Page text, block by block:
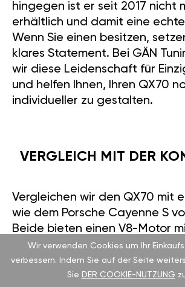
hingegen ist er seit 2017 nicht
erhältlich und damit eine
Wenn Sie einen besitzen,
klares Statement. Bei GÄN
wir diese Leidenschaft für
und helfen Ihnen, Ihren QX70
individueller zu gestalten.
VERGLEICH MIT DER
Vergleichen wir den QX70 mit
wie dem Porsche Cayenne S
Beide bieten einen V8-Motor
identischem Drehmoment
gleiche
Cayenne erreicht eine höhere
Wir verwenden Cookies um Ihr
verbessern. Indem Sie auf der Seite
Sie DER COOKIE-NUTZUNG